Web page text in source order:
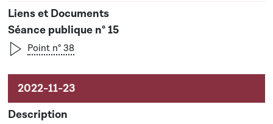
Séance publique n° 15
Point n° 38